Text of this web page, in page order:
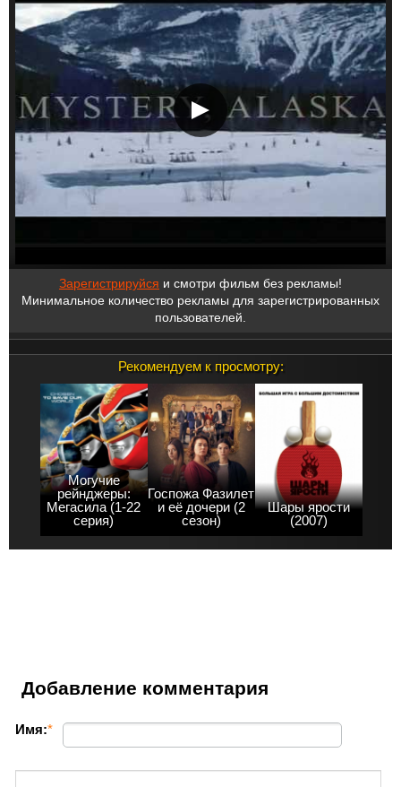
Зарегистрируйся и смотри фильм без рекламы!
Минимальное количество рекламы для зарегистрированных
пользователей.
Рекомендуем к просмотру:
Могучие
рейнджеры:
Мегасила (1-22
серия)
Госпожа Фазилет
и её дочери (2
сезон)
Шары ярости
(2007)
Добавление комментария
Имя:*